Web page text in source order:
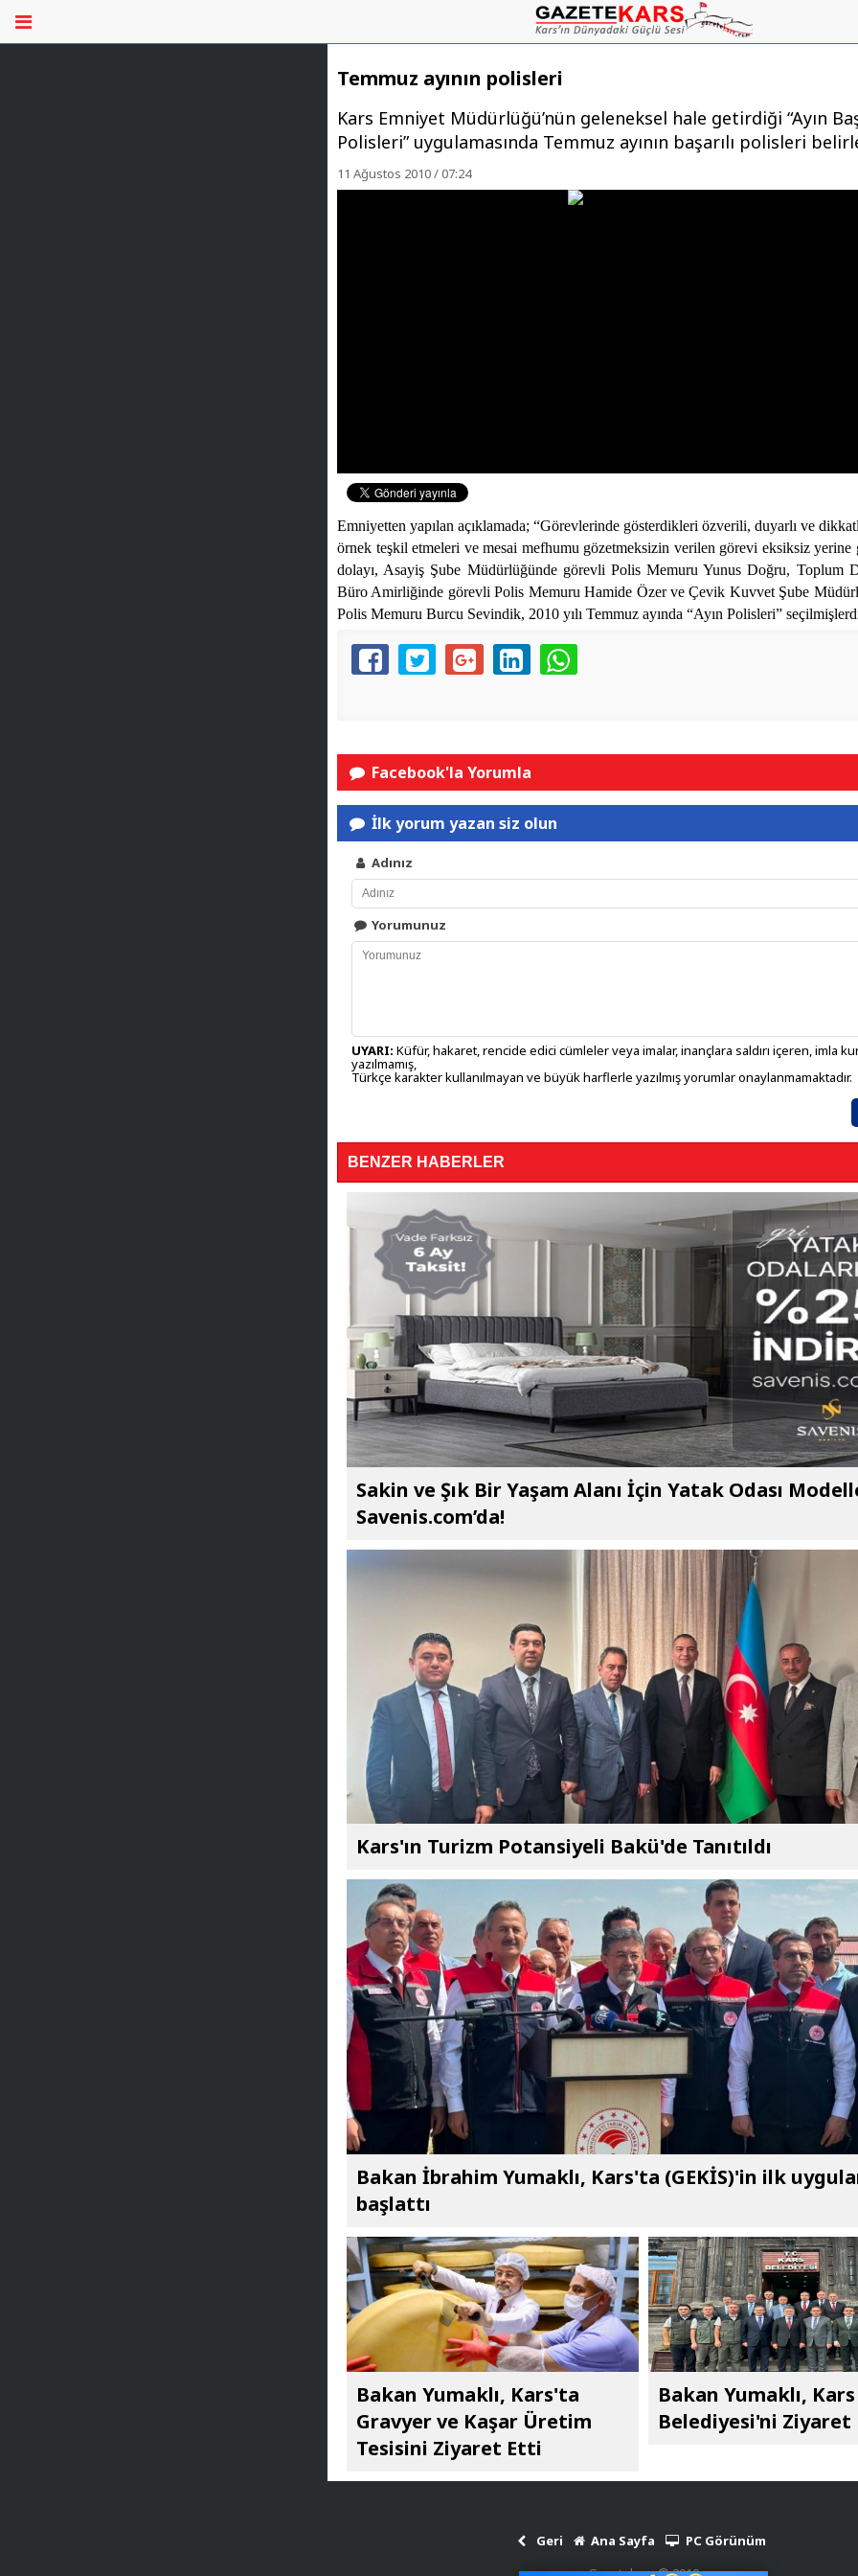
Temmuz ayının polisleri
Kars Emniyet Müdürlüğü’nün geleneksel hale getirdiği “Ayın
Polisleri” uygulamasında Temmuz ayının başarılı polisleri
11 Ağustos 2010 / 07:24
Emniyetten yapılan açıklamada; “Görevlerinde gösterdikleri özverili, duyarlı ve
örnek teşkil etmeleri ve mesai mefhumu gözetmeksizin verilen görevi eksiksiz yerine
dolayı, Asayiş Şube Müdürlüğünde görevli Polis Memuru Yunus Doğru, Toplum
Büro Amirliğinde görevli Polis Memuru Hamide Özer ve Çevik Kuvvet Şube
Polis Memuru Burcu Sevindik, 2010 yılı Temmuz ayında “Ayın Polisleri”
Facebook'la Yorumla
İlk yorum yazan siz olun
Adınız
Yorumunuz
UYARI: Küfür, hakaret, rencide edici cümleler veya imalar, inançlara saldırı içeren, imla
yazılmamış,
Türkçe karakter kullanılmayan ve büyük harflerle yazılmış yorumlar onaylanmamaktadır.
BENZER HABERLER
Sakin ve Şık Bir Yaşam Alanı İçin Yatak Odası
Savenis.com’da!
Kars'ın Turizm Potansiyeli Bakü'de Tanıtıldı
Bakan İbrahim Yumaklı, Kars'ta (GEKİS)'in ilk
başlattı
Bakan Yumaklı, Kars'ta
Gravyer ve Kaşar Üretim
Tesisini Ziyaret Etti
Bakan Yumaklı, Kars
Belediyesi'ni
Geri Ana Sayfa
PC Görünüm